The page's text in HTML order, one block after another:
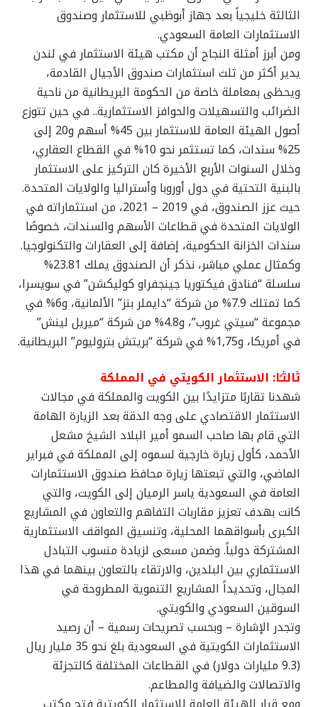
الثالثة خليجياً بعد جهاز أبوظبي للاستثمار وصندوق
الاستثمارات العامة السعودي.
ومن أبرز أمثلة النجاح أن مكتب هيئة الاستثمار في لندن
يدير أكثر من ثلث استثمارات صندوق الأجيال القادمة،
ويحظى بمعاملة خاصة من الحكومة البريطانية من ناحية
الضرائب والتسهيلات والحوافز الاستثمارية.. في حين تتوزع
أصول الهيئة العامة للاستثمار بين 45% أسهم و20 إلى
25% سندات، كما تستثمر نحو 10% في القطاع العقاري،
وخلال السنوات الأربع الأخيرة كان التركيز على الاستثمار
بالبنية التحتية في دول أوروبا وأستراليا والولايات المتحدة.
حيث عزز الصندوق، في 2019 – 2021، من استثماراته في
الولايات المتحدة في قطاعات الأسهم والسندات، خصوصًا
سندات الخزانة الحكومية، إضافة إلى العقارات والتكنولوجيا.
وكمثال عملي مباشر، نذكر أن الصندوق يملك 23.81%
سلسلة “فنادق فيكتوريا جينجفراو كوليكشن” في سويسرا،
كما تمتلك 7.9% من شركة “دايملر بنز” الألمانية، و6% في
مجموعة “سيتي غروب”، و4.8% من شركة “ميريل لينش”
في أمريكا، و1,75% في شركة “بريتش بتروليوم” البريطانية.
ثالثـًا: الاستثمار الكويتي في المملكة
شهدنا تقاربًا متزايدًا بين الكويت والمملكة في مجالات
الاستثمار الاقتصادي على وجه الدقة بعد الزيارة الهامة
التي قام بها صاحب السمو أمير البلاد الشيخ مشعل
الأحمد، كأول زيارة خارجية لسموه إلى المملكة في فبراير
الماضي، والتي تبعتها زيارة محافظ صندوق الاستثمارات
العامة في السعودية ياسر الرميان إلى الكويت، والتي
كانت بهدف تعزيز مقاربات التفاهم والتعاون في المشاريع
الكبرى بأسواقهما المحلية، وتنسيق المواقف الاستثمارية
المشتركة دولياً. وضمن مسعى لزيادة منسوب التبادل
الاستثماري بين البلدين، والارتقاء بالتعاون بينهما في هذا
المجال، وتحديداً المشاريع التنموية المطروحة في
السوقين السعودي والكويتي.
وتجدر الإشارة – وبحسب تصريحات رسمية – أن رصيد
الاستثمارات الكويتية في السعودية بلغ نحو 35 مليار ريال
(9.3 مليارات دولار) في القطاعات المختلفة كالتجزئة
والاتصالات والضيافة والمطاعم.